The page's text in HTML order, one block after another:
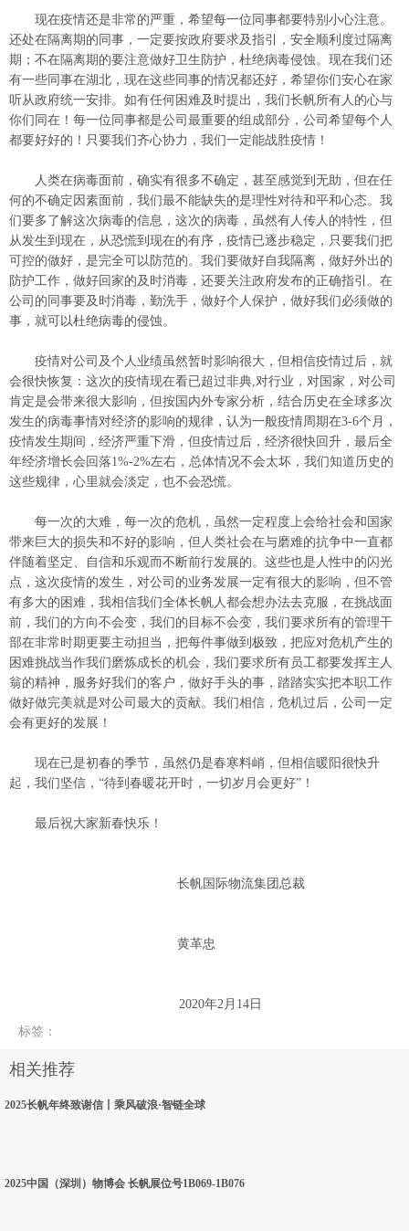
现在疫情还是非常的严重，希望每一位同事都要特别小心注意。
还处在隔离期的同事，一定要按政府要求及指引，安全顺利度过隔离
期；不在隔离期的要注意做好卫生防护，杜绝病毒侵蚀。现在我们还
有一些同事在湖北，现在这些同事的情况都还好，希望你们安心在家
听从政府统一安排。如有任何困难及时提出，我们长帆所有人的心与
你们同在！每一位同事都是公司最重要的组成部分，公司希望每个人
都要好好的！只要我们齐心协力，我们一定能战胜疫情！
人类在病毒面前，确实有很多不确定，甚至感觉到无助，但在任
何的不确定因素面前，我们最不能缺失的是理性对待和平和心态。我
们要多了解这次病毒的信息，这次的病毒，虽然有人传人的特性，但
从发生到现在，从恐慌到现在的有序，疫情已逐步稳定，只要我们把
可控的做好，是完全可以防范的。我们要做好自我隔离，做好外出的
防护工作，做好回家的及时消毒，还要关注政府发布的正确指引。在
公司的同事要及时消毒，勤洗手，做好个人保护，做好我们必须做的
事，就可以杜绝病毒的侵蚀。
疫情对公司及个人业绩虽然暂时影响很大，但相信疫情过后，就
会很快恢复：这次的疫情现在看已超过非典,对行业，对国家，对公司
肯定是会带来很大影响，但按国内外专家分析，结合历史在全球多次
发生的病毒事情对经济的影响的规律，认为一般疫情周期在3-6个月，
疫情发生期间，经济严重下滑，但疫情过后，经济很快回升，最后全
年经济增长会回落1%-2%左右，总体情况不会太坏，我们知道历史的
这些规律，心里就会淡定，也不会恐慌。
每一次的大难，每一次的危机，虽然一定程度上会给社会和国家
带来巨大的损失和不好的影响，但人类社会在与磨难的抗争中一直都
伴随着坚定、自信和乐观而不断前行发展的。这些也是人性中的闪光
点，这次疫情的发生，对公司的业务发展一定有很大的影响，但不管
有多大的困难，我相信我们全体长帆人都会想办法去克服，在挑战面
前，我们的方向不会变，我们的目标不会变，我们要求所有的管理干
部在非常时期更要主动担当，把每件事做到极致，把应对危机产生的
困难挑战当作我们磨炼成长的机会，我们要求所有员工都要发挥主人
翁的精神，服务好我们的客户，做好手头的事，踏踏实实把本职工作
做好做完美就是对公司最大的贡献。我们相信，危机过后，公司一定
会有更好的发展！
现在已是初春的季节，虽然仍是春寒料峭，但相信暖阳很快升
起，我们坚信，“待到春暖花开时，一切岁月会更好”！
最后祝大家新春快乐！
长帆国际物流集团总裁
黄革忠
2020年2月14日
标签 ：
相关推荐
2025长帆年终致谢信丨乘风破浪·智链全球
2025中国（深圳）物博会 长帆展位号1B069-1B076